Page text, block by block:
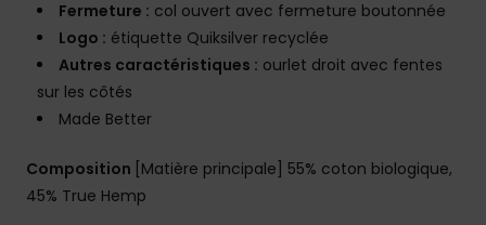
Fermeture : col ouvert avec fermeture boutonnée
Logo : étiquette Quiksilver recyclée
Autres caractéristiques : ourlet droit avec fentes
sur les côtés
Made Better
Composition [Matière principale] 55% coton biologique,
45% True Hemp